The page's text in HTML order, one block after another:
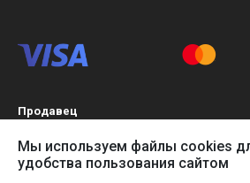
Продавец
БИН 120140015907
Более подробно см. раздел Оферта
Мы используем файлы cookies
удобства пользования сайтом